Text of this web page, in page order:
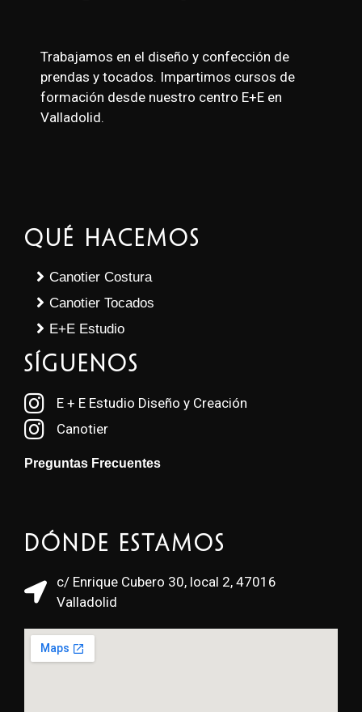
Trabajamos en el diseño y confección de
prendas y tocados. Impartimos cursos de
formación desde nuestro centro E+E en
Valladolid.
Qué Hacemos
Canotier Costura
Canotier Tocados
E+E Estudio
SÍGUENOS
E + E Estudio Diseño y Creación
Canotier
Preguntas Frecuentes
Dónde estamos
c/ Enrique Cubero 30, local 2, 47016
Valladolid